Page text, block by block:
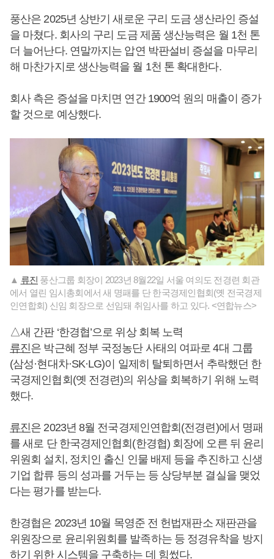
풍산은 2025년 상반기 새로운 구리 도금 생산라인 증설
을 마쳤다. 회사의 구리 도금 제품 생산능력은 월 1천 톤
더 늘어난다. 연말까지는 압연 박판설비 증설을 마무리
해 마찬가지로 생산능력을 월 1천 톤 확대한다.
회사 측은 증설을 마치면 연간 1900억 원의 매출이 증가
할 것으로 예상했다.
▲ 류진 풍산그룹 회장이 2023년 8월22일 서울 여의도 전경련 회관
에서 열린 임시총회에서 새 명패를 단 한국경제인협회(옛 전국경제
인연합회) 신임 회장으로 선임돼 취임사를 하고 있다. <연합뉴스>
△새 간판 ‘한경협’으로 위상 회복 노력
류진은 박근혜 정부 국정농단 사태의 여파로 4대 그룹
(삼성·현대차·SK·LG)이 일제히 탈퇴하면서 추락했던 한
국경제인협회(옛 전경련)의 위상을 회복하기 위해 노력
했다.
류진은 2023년 8월 전국경제인연합회(전경련)에서 명패
를 새로 단 한국경제인협회(한경협) 회장에 오른 뒤 윤리
위원회 설치, 정치인 출신 인물 배제 등을 추진하고 신생
기업 합류 등의 성과를 거두는 등 상당부분 결실을 맺었
다는 평가를 받는다.
한경협은 2023년 10월 목영준 전 헌법재판소 재판관을
위원장으로 윤리위원회를 발족하는 등 정경유착을 방지
하기 위한 시스템을 구축하는 데 힘썼다.